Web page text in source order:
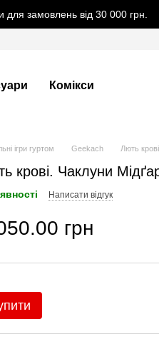
для замовлень від 30 000 грн.
Комікси
ігри гуртом Geekach Лють
крові. Чаклуни
Написати відгук
грн